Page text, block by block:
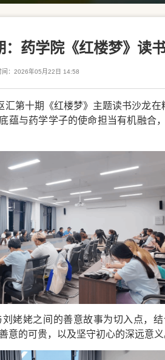
药学院《红楼梦》读
间：2026年05月22日 14:58
第十期《红楼梦》主题读书沙龙
蕴与药学学子的使命担当有机融合
姥姥之间的善意故事为切入点，
意的可贵，以及坚守初心的深远意义